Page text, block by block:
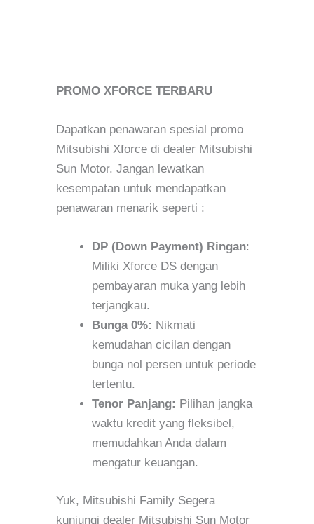
PROMO XFORCE TERBARU
Dapatkan penawaran spesial promo
Mitsubishi Xforce di dealer Mitsubishi
Sun Motor. Jangan lewatkan
kesempatan untuk mendapatkan
penawaran menarik seperti :
DP (Down Payment) Ringan:
Miliki Xforce DS dengan
pembayaran muka yang lebih
terjangkau.
Bunga 0%: Nikmati
kemudahan cicilan dengan
bunga nol persen untuk periode
tertentu.
Tenor Panjang: Pilihan jangka
waktu kredit yang fleksibel,
memudahkan Anda dalam
mengatur keuangan.
Yuk, Mitsubishi Family Segera
kunjungi dealer Mitsubishi Sun Motor